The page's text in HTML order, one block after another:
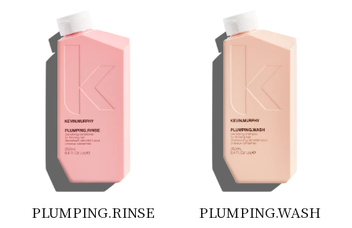
• Kleurpigmenten
• Beschermt en verbetert
• Neutraliseert ongewenste tonen
• Creëert glans
• Voedt met vocht
PLUMPING.RINSE PLUMPING.WASH